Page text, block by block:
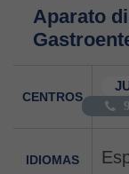
Aparato
CENTROS
IDIOMAS